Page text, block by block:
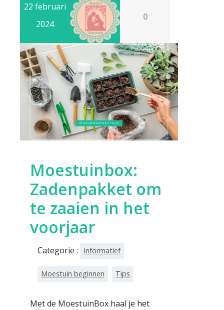
22 februari
2024
0
Moestuinbox:
Zadenpakket om
te zaaien in het
voorjaar
Categorie : Informatief
Moestuin beginnen Tips
Met de MoestuinBox haal je het